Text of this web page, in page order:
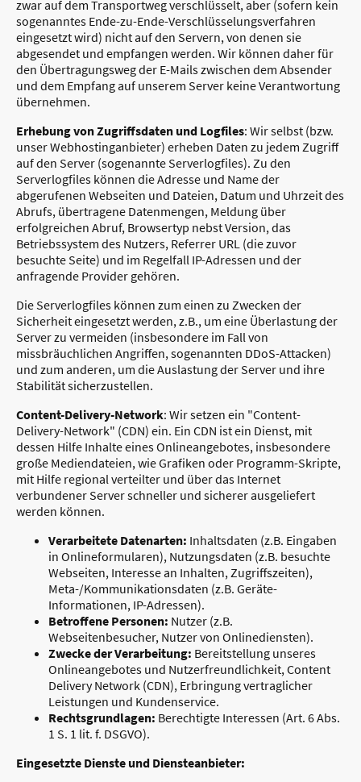
zwar auf dem Transportweg verschlüsselt, aber (sofern kein
sogenanntes Ende-zu-Ende-Verschlüsselungsverfahren
eingesetzt wird) nicht auf den Servern, von denen sie
abgesendet und empfangen werden. Wir können daher für
den Übertragungsweg der E-Mails zwischen dem Absender
und dem Empfang auf unserem Server keine Verantwortung
übernehmen.
Erhebung von Zugriffsdaten und Logfiles: Wir selbst (bzw.
unser Webhostinganbieter) erheben Daten zu jedem Zugriff
auf den Server (sogenannte Serverlogfiles). Zu den
Serverlogfiles können die Adresse und Name der
abgerufenen Webseiten und Dateien, Datum und Uhrzeit des
Abrufs, übertragene Datenmengen, Meldung über
erfolgreichen Abruf, Browsertyp nebst Version, das
Betriebssystem des Nutzers, Referrer URL (die zuvor
besuchte Seite) und im Regelfall IP-Adressen und der
anfragende Provider gehören.
Die Serverlogfiles können zum einen zu Zwecken der
Sicherheit eingesetzt werden, z.B., um eine Überlastung der
Server zu vermeiden (insbesondere im Fall von
missbräuchlichen Angriffen, sogenannten DDoS-Attacken)
und zum anderen, um die Auslastung der Server und ihre
Stabilität sicherzustellen.
Content-Delivery-Network: Wir setzen ein "Content-
Delivery-Network" (CDN) ein. Ein CDN ist ein Dienst, mit
dessen Hilfe Inhalte eines Onlineangebotes, insbesondere
große Mediendateien, wie Grafiken oder Programm-Skripte,
mit Hilfe regional verteilter und über das Internet
verbundener Server schneller und sicherer ausgeliefert
werden können.
Verarbeitete Datenarten: Inhaltsdaten (z.B. Eingaben
in Onlineformularen), Nutzungsdaten (z.B. besuchte
Webseiten, Interesse an Inhalten, Zugriffszeiten),
Meta-/Kommunikationsdaten (z.B. Geräte-
Informationen, IP-Adressen).
Betroffene Personen: Nutzer (z.B.
Webseitenbesucher, Nutzer von Onlinediensten).
Zwecke der Verarbeitung: Bereitstellung unseres
Onlineangebotes und Nutzerfreundlichkeit, Content
Delivery Network (CDN), Erbringung vertraglicher
Leistungen und Kundenservice.
Rechtsgrundlagen: Berechtigte Interessen (Art. 6 Abs.
1 S. 1 lit. f. DSGVO).
Eingesetzte Dienste und Diensteanbieter: